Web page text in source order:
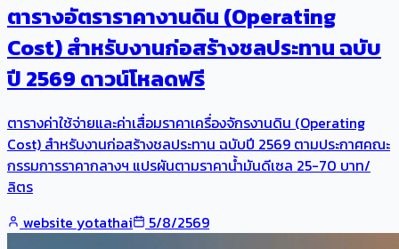
ตารางอัตราราคางานดิน (Operating
Cost) สำหรับงานก่อสร้างชลประทาน ฉบับ
ปี 2569 ดาวน์โหลดฟรี
ตารางค่าใช้จ่ายและค่าเสื่อมราคาเครื่องจักรงานดิน (Operating
Cost) สำหรับงานก่อสร้างชลประทาน ฉบับปี 2569 ตามประกาศคณะ
กรรมการราคากลางฯ แปรผันตามราคาน้ำมันดีเซล 25-70 บาท/
ลิตร
website yotathai
5/8/2569